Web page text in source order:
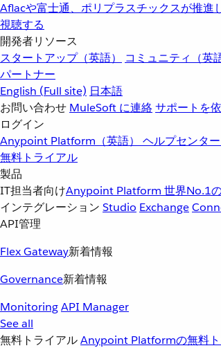
Aflacや富士通、ポリプラスチックスが推進
視聴する
開発者リソース
スタートアップ（英語）
コミュニティ（英語
パートナー
English (Full site) 日本語
お問い合わせ MuleSoft に連絡サポートを
ログイン
Anypoint Platform（英語） ヘルプセンター
無料トライアル
製品
IT担当者向けAnypoint Platform 世界No.1
インテグレーション Studio Exchange
API管理
Flex Gateway新着情報
Governance新着情報
MonitoringAPI Manager
See all
無料トライアルAnypoint Platformの無料